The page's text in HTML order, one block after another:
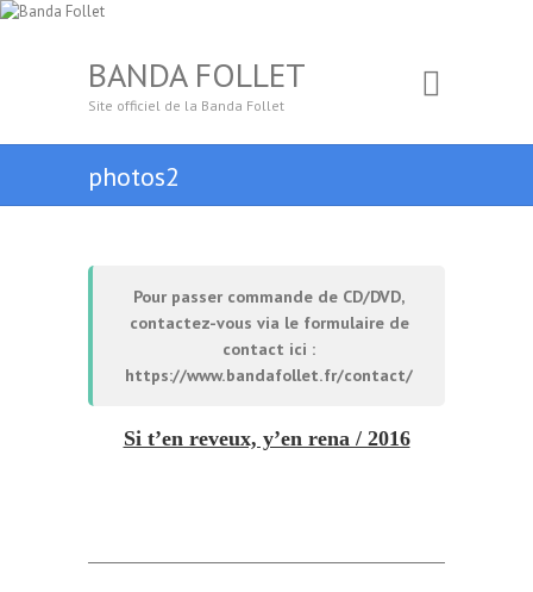
BANDA FOLLET
Site officiel de la Banda Follet
photos2
Pour passer commande de CD/DVD,
contactez-vous via le formulaire de
contact ici :
https://www.bandafollet.fr/contact/
Si t’en reveux, y’en rena / 2016